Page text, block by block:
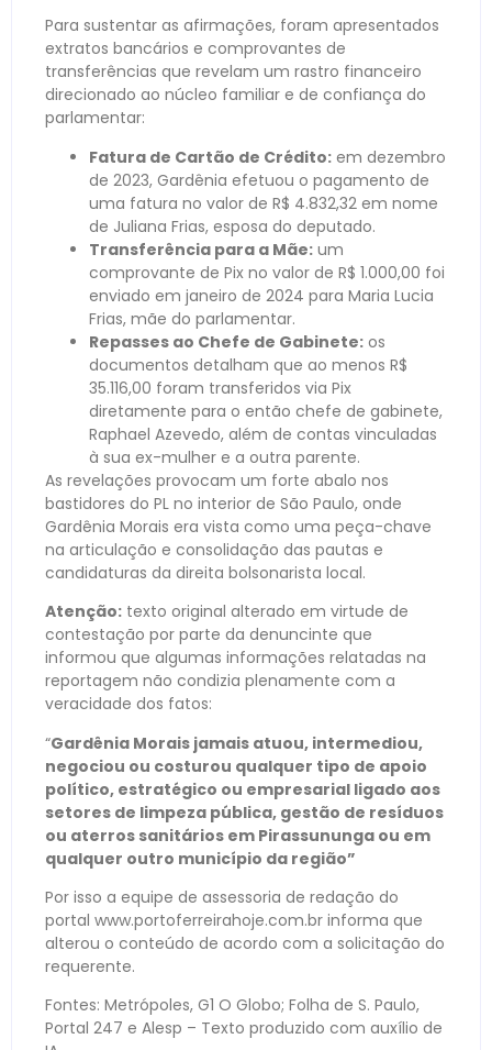
Para sustentar as afirmações, foram apresentados
extratos bancários e comprovantes de
transferências que revelam um rastro financeiro
direcionado ao núcleo familiar e de confiança do
parlamentar:
Fatura de Cartão de Crédito: em dezembro
de 2023, Gardênia efetuou o pagamento de
uma fatura no valor de R$ 4.832,32 em nome
de Juliana Frias, esposa do deputado.
Transferência para a Mãe: um
comprovante de Pix no valor de R$ 1.000,00 foi
enviado em janeiro de 2024 para Maria Lucia
Frias, mãe do parlamentar.
Repasses ao Chefe de Gabinete: os
documentos detalham que ao menos R$
35.116,00 foram transferidos via Pix
diretamente para o então chefe de gabinete,
Raphael Azevedo, além de contas vinculadas
à sua ex-mulher e a outra parente.
As revelações provocam um forte abalo nos
bastidores do PL no interior de São Paulo, onde
Gardênia Morais era vista como uma peça-chave
na articulação e consolidação das pautas e
candidaturas da direita bolsonarista local.
Atenção: texto original alterado em virtude de
contestação por parte da denuncinte que
informou que algumas informações relatadas na
reportagem não condizia plenamente com a
veracidade dos fatos:
“Gardênia Morais jamais atuou, intermediou,
negociou ou costurou qualquer tipo de apoio
político, estratégico ou empresarial ligado aos
setores de limpeza pública, gestão de resíduos
ou aterros sanitários em Pirassununga ou em
qualquer outro município da região”
Por isso a equipe de assessoria de redação do
portal www.portoferreirahoje.com.br informa que
alterou o conteúdo de acordo com a solicitação do
requerente.
Fontes: Metrópoles, G1 O Globo; Folha de S. Paulo,
Portal 247 e Alesp – Texto produzido com auxílio de